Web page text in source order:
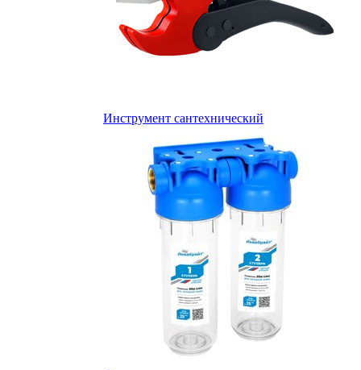
Инструмент сантехнический